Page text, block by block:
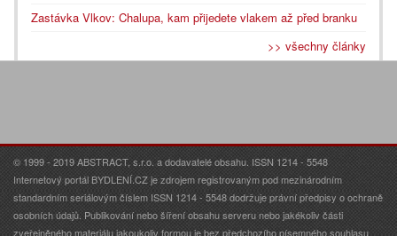
Zastávka Vlkov: Chalupa, kam přijedete vlakem až před branku
>> všechny články
© 1999 - 2019 ABSTRACT, s.r.o. a dodavatelé obsahu. ISSN 1214 - 5548
Internetový portál BYDLENÍ.CZ je zdrojem registrovaným pod mezinárodním
standardním seriálovým číslem ISSN 1214 - 5548 dodržuje právní předpisy o ochraně
osobních údajů. Publikování nebo šíření obsahu serveru nebo jakékoliv části
zveřejněného materiálu jakoukoliv formou je bez předchozího písemného souhlasu